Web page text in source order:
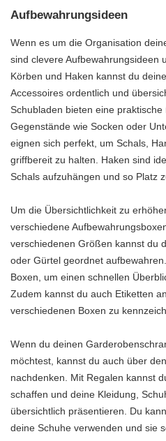
Aufbewahrungsideen
Wenn es um die Organisation
sind clevere Aufbewahrungsideen
Körben und Haken kannst du
Accessoires ordentlich und
Schubladen bieten eine
Gegenstände wie Socken oder
eignen sich perfekt, um Schals,
griffbereit zu halten. Haken sind
Schals aufzuhängen und so Platz
Um die Übersichtlichkeit zu
verschiedene
verschiedenen Größen kannst du
oder Gürtel geordnet
Boxen, um einen schnellen
Zudem kannst du auch Etiketten
verschiedenen Boxen zu
Wenn du deinen
möchtest, kannst du auch über
nachdenken. Mit Regalen kannst
schaffen und deine Kleidung,
übersichtlich präsentieren. Du
deine Schuhe verwenden und sie